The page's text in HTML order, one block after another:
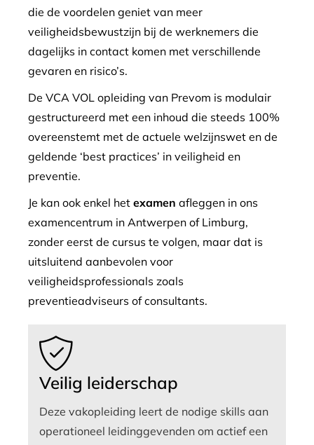
die de voordelen geniet van meer
veiligheidsbewustzijn bij de werknemers die
dagelijks in contact komen met verschillende
gevaren en risico’s.
De VCA VOL opleiding van Prevom is modulair
gestructureerd met een inhoud die steeds 100%
overeenstemt met de actuele welzijnswet en de
geldende ‘best practices’ in veiligheid en
preventie.
Je kan ook enkel het examen afleggen in ons
examencentrum in Antwerpen of Limburg,
zonder eerst de cursus te volgen, maar dat is
uitsluitend aanbevolen voor
veiligheidsprofessionals zoals
preventieadviseurs of consultants.
Veilig leiderschap
Deze vakopleiding leert de nodige skills aan
operationeel leidinggevenden om actief een